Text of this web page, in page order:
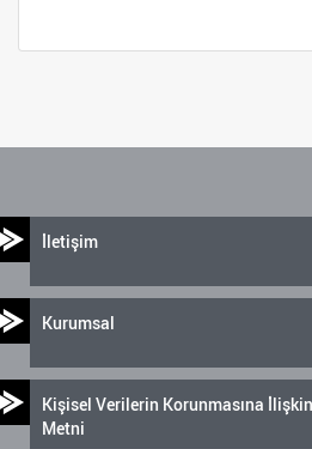
İletişim
Kurumsal
Kişisel Verilerin Korunmasına
Metni